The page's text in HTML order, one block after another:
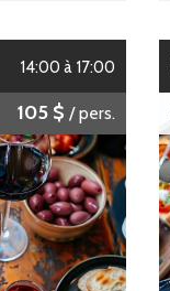
14:00 à 17:00
105 $ / pers.